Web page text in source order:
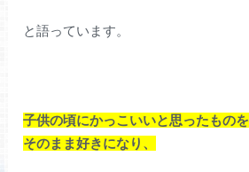
と語っています。
子供の頃にかっこいいと思ったものを
そのまま好きになり、